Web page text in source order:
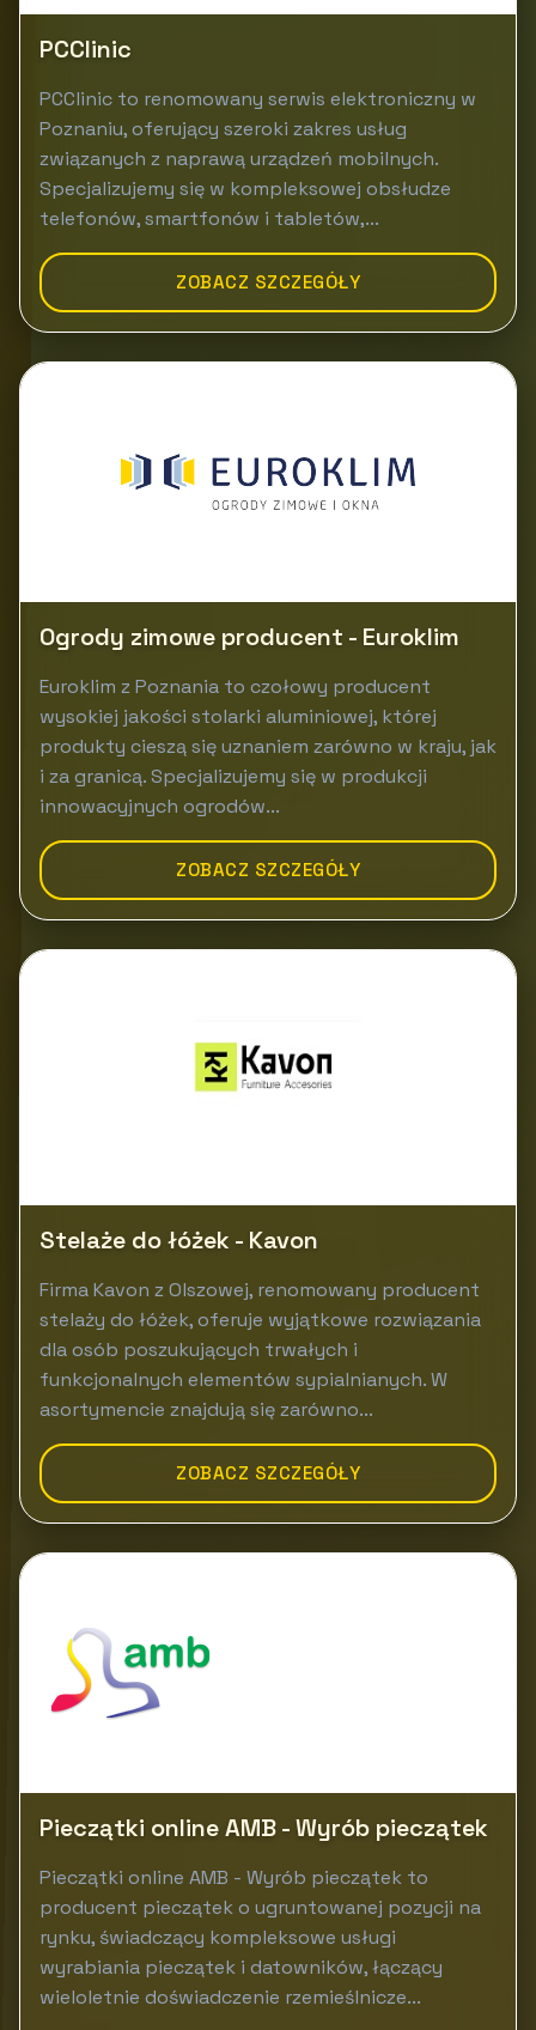
PCClinic
PCClinic to renomowany serwis elektroniczny w
Poznaniu, oferujący szeroki zakres usług
związanych z naprawą urządzeń mobilnych.
Specjalizujemy się w kompleksowej obsłudze
telefonów, smartfonów i tabletów,...
ZOBACZ SZCZEGÓŁY
Ogrody zimowe producent - Euroklim
Euroklim z Poznania to czołowy producent
wysokiej jakości stolarki aluminiowej, której
produkty cieszą się uznaniem zarówno w kraju, jak
i za granicą. Specjalizujemy się w produkcji
innowacyjnych ogrodów...
ZOBACZ SZCZEGÓŁY
Stelaże do łóżek - Kavon
Firma Kavon z Olszowej, renomowany producent
stelaży do łóżek, oferuje wyjątkowe rozwiązania
dla osób poszukujących trwałych i
funkcjonalnych elementów sypialnianych. W
asortymencie znajdują się zarówno...
ZOBACZ SZCZEGÓŁY
Pieczątki online AMB - Wyrób pieczątek
Pieczątki online AMB - Wyrób pieczątek to
producent pieczątek o ugruntowanej pozycji na
rynku, świadczący kompleksowe usługi
wyrabiania pieczątek i datowników, łączący
wieloletnie doświadczenie rzemieślnicze...